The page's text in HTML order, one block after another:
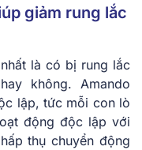
giảm rung lắc
là có bị rung lắc
không. Amando
lập, tức mỗi con lò
động độc lập với
thụ chuyển động